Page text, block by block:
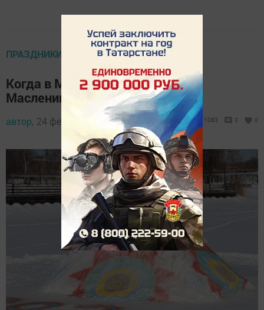
ПРАЗДНИКИ
Когда в Менделеевске пройдет
Масленица
автор, 24 февраля 2025 - 18:27 1083 0 0